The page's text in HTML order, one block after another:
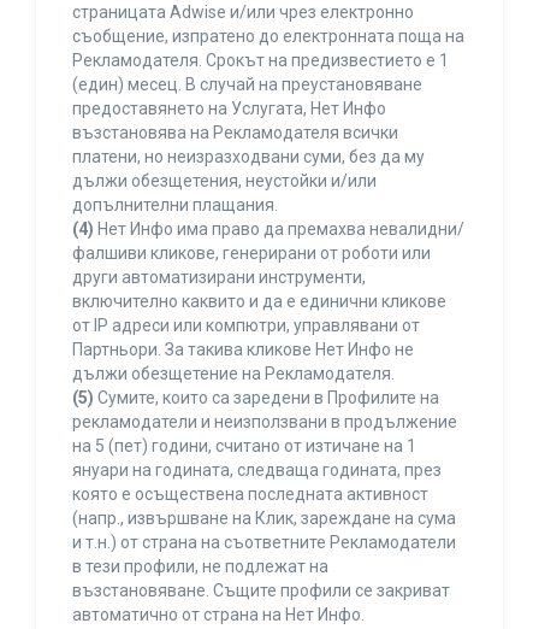
страницата Adwise и/или чрез електронно
съобщение, изпратено до електронната поща на
Рекламодателя. Срокът на предизвестието е 1
(един) месец. В случай на преустановяване
предоставянето на Услугата, Нет Инфо
възстановява на Рекламодателя всички
платени, но неизразходвани суми, без да му
дължи обезщетения, неустойки и/или
допълнителни плащания.
(4) Нет Инфо има право да премахва невалидни/
фалшиви кликове, генерирани от роботи или
други автоматизирани инструменти,
включително каквито и да е единични кликове
от IP адреси или компютри, управлявани от
Партньори. За такива кликове Нет Инфо не
дължи обезщетение на Рекламодателя.
(5) Сумите, които са заредени в Профилите на
рекламодатели и неизползвани в продължение
на 5 (пет) години, считано от изтичане на 1
януари на годината, следваща годината, през
която е осъществена последната активност
(напр., извършване на Клик, зареждане на сума
и т.н.) от страна на съответните Рекламодатели
в тези профили, не подлежат на
възстановяване. Същите профили се закриват
автоматично от страна на Нет Инфо.